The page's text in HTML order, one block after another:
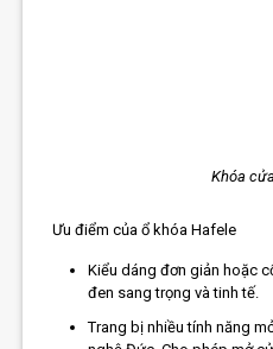
Khóa
Ưu điểm của ổ khóa Hafele
Kiểu dáng đơn giản hoặc
đen sang trọng và tinh tế.
Trang bị nhiều tính năng